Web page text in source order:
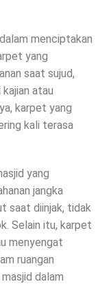
menciptakan
yang
saat sujud,
atau
karpet yang
kali terasa
yang
jangka
saat diinjak, tidak
Selain itu, karpet
menyengat
ruangan
dalam